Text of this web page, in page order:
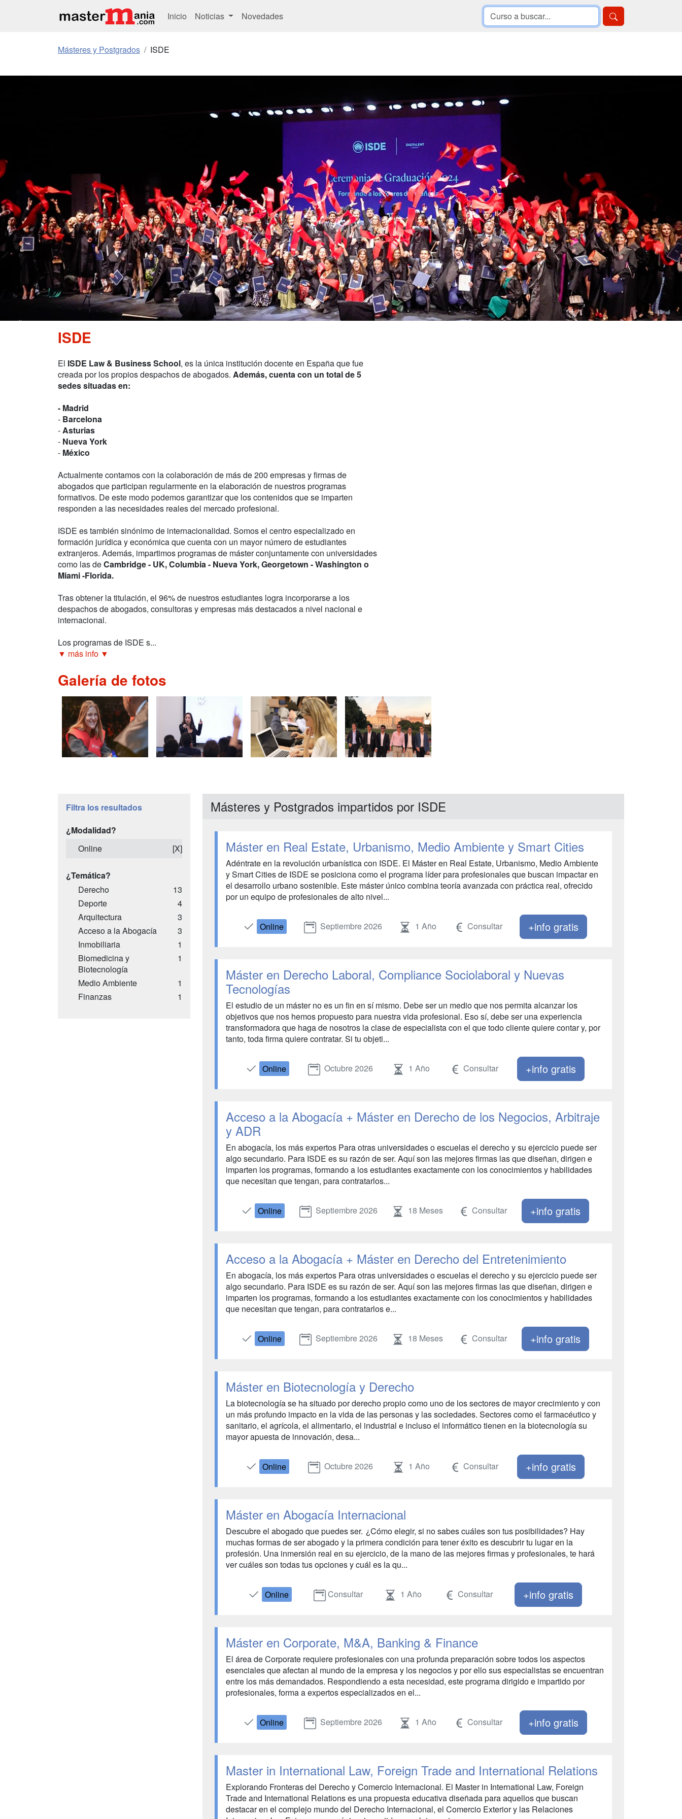
Inicio Noticias Novedades
Másteres y Postgrados ISDE
ISDE
El ISDE Law & Business School, es la única institución docente en España que fue
creada por los propios despachos de abogados. Además, cuenta con un total de 5
sedes situadas en:
- Madrid
- Barcelona
-Asturias
- Nueva York
- México
Actualmente contamos con la colaboración de más de 200 empresas y firmas de
abogados que participan regularmente en la elaboración de nuestros programas
formativos. De este modo podemos garantizar que los contenidos que se imparten
responden a las necesidades reales del mercado profesional.
ISDE es también sinónimo de internacionalidad. Somos el centro especializado en
formación jurídica y económica que cuenta con un mayor número de estudiantes
extranjeros. Además, impartimos programas de máster conjuntamente con universidades
como las deCambridge - UK, Columbia - Nueva York, Georgetown - Washington o
Miami -Florida.
Tras obtener la titulación, el 96% de nuestros estudiantes logra incorporarse a los
despachos de abogados, consultoras y empresas más destacados a nivel nacional e
internacional.
Los programas de ISDE s...
▼ más info ▼
Galería de fotos
Filtra los resultados
¿Modalidad?
Online
[X]
¿Temática?
Derecho
13
Deporte
4
Arquitectura
3
Acceso a la Abogacía
3
Inmobiliaria
1
Biomedicina y
Biotecnología
1
Medio Ambiente
1
Finanzas
1
Másteres y Postgrados impartidos por ISDE
Máster en Real Estate, Urbanismo, Medio Ambiente y Smart Cities
Adéntrate en la revolución urbanística con ISDE. El Máster en Real Estate, Urbanismo, Medio Ambiente
y Smart Cities de ISDE se posiciona como el programa líder para profesionales que buscan impactar en
el desarrollo urbano sostenible. Este máster único combina teoría avanzada con práctica real, ofrecido
por un equipo de profesionales de alto nivel...
Online Septiembre 2026 1 Año Consultar +info gratis
Máster en Derecho Laboral, Compliance Sociolaboral y Nuevas
Tecnologías
El estudio de un máster no es un fin en sí mismo. Debe ser un medio que nos permita alcanzar los
objetivos que nos hemos propuesto para nuestra vida profesional. Eso sí, debe ser una experiencia
transformadora que haga de nosotros la clase de especialista con el que todo cliente quiere contar y, por
tanto, toda firma quiere contratar. Si tu objeti...
Online Octubre 2026 1 Año Consultar +info gratis
Acceso a la Abogacía + Máster en Derecho de los Negocios, Arbitraje
y ADR
En abogacía, los más expertos Para otras universidades o escuelas el derecho y su ejercicio puede ser
algo secundario. Para ISDE es su razón de ser. Aquí son las mejores firmas las que diseñan, dirigen e
imparten los programas, formando a los estudiantes exactamente con los conocimientos y habilidades
que necesitan que tengan, para contratarlos...
Online Septiembre 2026 18 Meses Consultar +info gratis
Acceso a la Abogacía + Máster en Derecho del Entretenimiento
En abogacía, los más expertos Para otras universidades o escuelas el derecho y su ejercicio puede ser
algo secundario. Para ISDE es su razón de ser. Aquí son las mejores firmas las que diseñan, dirigen e
imparten los programas, formando a los estudiantes exactamente con los conocimientos y habilidades
que necesitan que tengan, para contratarlos e...
Online Septiembre 2026 18 Meses Consultar +info gratis
Máster en Biotecnología y Derecho
La biotecnología se ha situado por derecho propio como uno de los sectores de mayor crecimiento y con
un más profundo impacto en la vida de las personas y las sociedades. Sectores como el farmacéutico y
sanitario, el agrícola, el alimentario, el industrial e incluso el informático tienen en la biotecnología su
mayor apuesta de innovación, desa...
Online Octubre 2026 1 Año Consultar +info gratis
Máster en Abogacía Internacional
Descubre el abogado que puedes ser. ¿Cómo elegir, si no sabes cuáles son tus posibilidades? Hay
muchas formas de ser abogado y la primera condición para tener éxito es descubrir tu lugar en la
profesión. Una inmersión real en su ejercicio, de la mano de las mejores firmas y profesionales, te hará
ver cuáles son todas tus opciones y cuál es la qu...
Online Consultar 1 Año Consultar +info gratis
Máster en Corporate, M&A, Banking & Finance
El área de Corporate requiere profesionales con una profunda preparación sobre todos los aspectos
esenciales que afectan al mundo de la empresa y los negocios y por ello sus especialistas se encuentran
entre los más demandados. Respondiendo a esta necesidad, este programa dirigido e impartido por
profesionales, forma a expertos especializados en el...
Online Septiembre 2026 1 Año Consultar +info gratis
Master in International Law, Foreign Trade and International Relations
Explorando Fronteras del Derecho y Comercio Internacional. El Master in International Law, Foreign
Trade and International Relations es una propuesta educativa diseñada para aquellos que buscan
destacar en el complejo mundo del Derecho Internacional, el Comercio Exterior y las Relaciones